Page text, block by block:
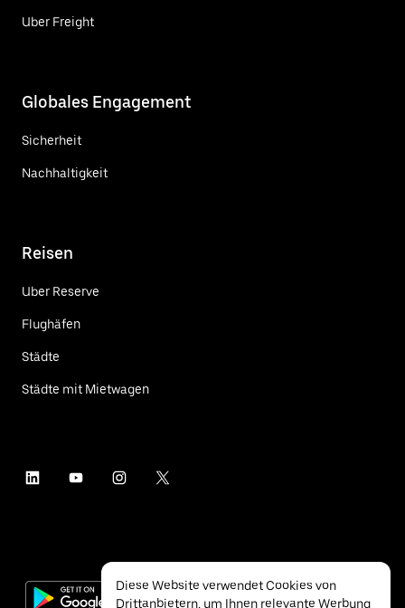
Uber Freight
Globales Engagement
Sicherheit
Nachhaltigkeit
Reisen
Uber Reserve
Flughäfen
Städte
Städte mit Mietwagen
Diese Website verwendet Cookies von
Drittanbietern, um Ihnen relevante Werbung